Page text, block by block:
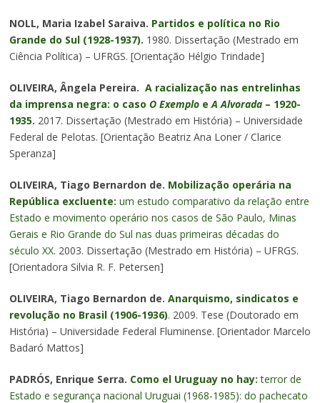
NOLL, Maria Izabel Saraiva. Partidos e política no Rio
Grande do Sul (1928-1937). 1980. Dissertação (Mestrado em
Ciência Política) – UFRGS. [Orientação Hélgio Trindade]
OLIVEIRA, Ângela Pereira. A racialização nas entrelinhas
da imprensa negra: o caso O Exemplo eA Alvorada – 1920-
1935. 2017. Dissertação (Mestrado em História) – Universidade
Federal de Pelotas. [Orientação Beatriz Ana Loner / Clarice
Speranza]
OLIVEIRA, Tiago Bernardon de. Mobilização operária na
República excluente: um estudo comparativo da relação entre
Estado e movimento operário nos casos de São Paulo, Minas
Gerais e Rio Grande do Sul nas duas primeiras décadas do
século XX. 2003. Dissertação (Mestrado em História) – UFRGS.
[Orientadora Silvia R. F. Petersen]
OLIVEIRA, Tiago Bernardon de. Anarquismo, sindicatos e
revolução no Brasil (1906-1936). 2009. Tese (Doutorado em
História) – Universidade Federal Fluminense. [Orientador Marcelo
Badaró Mattos]
PADRÓS, Enrique Serra. Como el Uruguay no hay: terror de
Estado e segurança nacional Uruguai (1968-1985): do pachecato